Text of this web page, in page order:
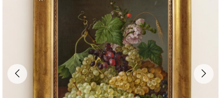
UM ATELIÊ 100% FINE ART
Trazemos a imponência dasmaiores obras de arte do mundo
alto padrão da sua casa. Nosso acervo reúne a genialidade de
pintores renomados , resgatandoartes reaise o requinte inconfundível
das obras do
século XIX. Produção artesanal emCanvas 100% Algodão
molduras em
Madeira Maciçae impressão comPigmentação Mineral